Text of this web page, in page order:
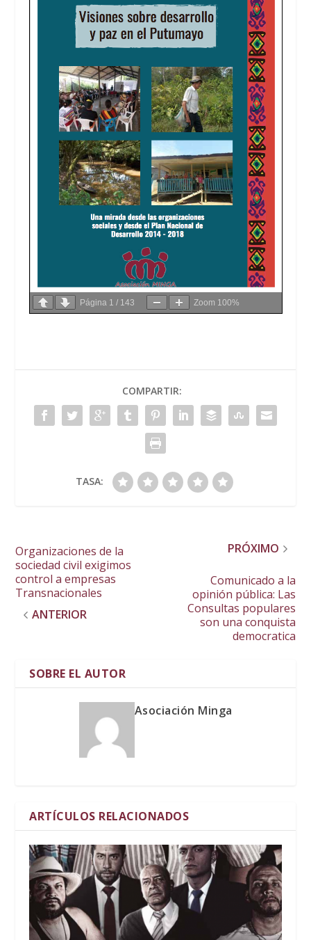
Página 1 / 143 Zoom 100%
COMPARTIR:
TASA:
Organizaciones de la
sociedad civil exigimos
control a empresas
Transnacionales
ANTERIOR
PRÓXIMO
Comunicado a la
opinión pública: Las
Consultas populares
son una conquista
democratica
SOBRE EL AUTOR
Asociación Minga
ARTÍCULOS RELACIONADOS